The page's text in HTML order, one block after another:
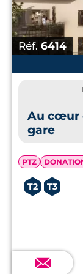
Réf. 6414
Au cœur
gare
PTZ
T2 T3